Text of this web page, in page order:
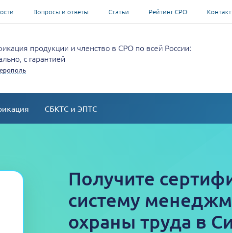
Вопросы и ответы Статьи Рейтинг СРО
продукции и членство в СРО по всей России:
с гарантией
СБКТС и ЭПТС
Получите
систему
охраны труда в